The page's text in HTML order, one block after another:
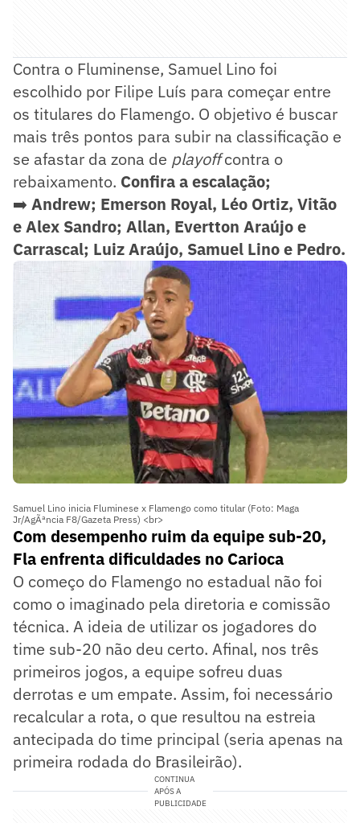
Contra o Fluminense, Samuel Lino foi
escolhido por Filipe Luís para começar entre
os titulares do Flamengo. O objetivo é buscar
mais três pontos para subir na classificação e
se afastar da zona de playoffcontra o
rebaixamento. Confira a escalação;
➡️ Andrew; Emerson Royal, Léo Ortiz, Vitão
e Alex Sandro; Allan, Evertton Araújo e
Carrascal; Luiz Araújo, Samuel Lino e Pedro.
Samuel Lino inicia Fluminese x Flamengo como titular (Foto: Maga
Jr/AgÃªncia F8/Gazeta Press) <br>
Com desempenho ruim da equipe sub-20,
Fla enfrenta dificuldades no Carioca
O começo do Flamengo no estadual não foi
como o imaginado pela diretoria e comissão
técnica. A ideia de utilizar os jogadores do
time sub-20 não deu certo. Afinal, nos três
primeiros jogos, a equipe sofreu duas
derrotas e um empate. Assim, foi necessário
recalcular a rota, o que resultou na estreia
antecipada do time principal (seria apenas na
primeira rodada do Brasileirão).
CONTINUA
APÓS A
PUBLICIDADE